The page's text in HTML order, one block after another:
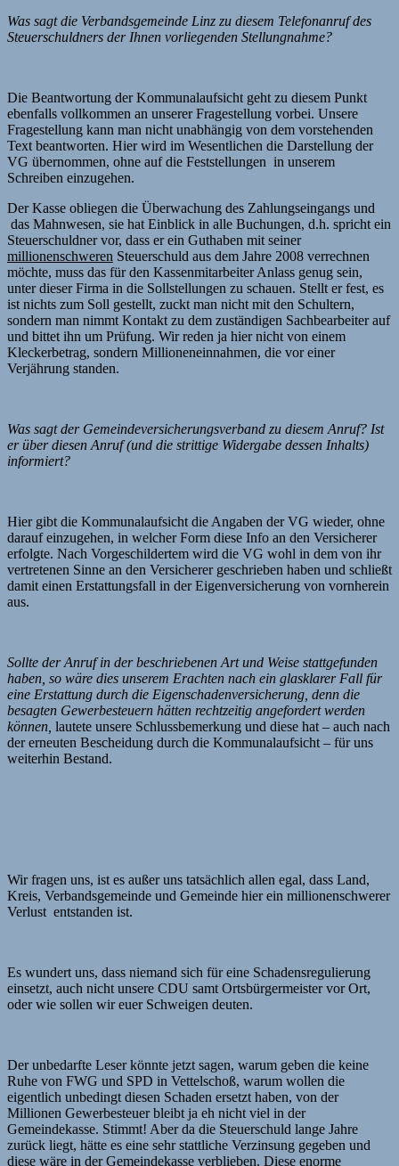
Was sagt die Verbandsgemeinde Linz zu diesem Telefonanruf des
Steuerschuldners der Ihnen vorliegenden Stellungnahme?
Die Beantwortung der Kommunalaufsicht geht zu diesem Punkt
ebenfalls vollkommen an unserer Fragestellung vorbei. Unsere
Fragestellung kann man nicht unabhängig von dem vorstehenden
Text beantworten. Hier wird im Wesentlichen die Darstellung der
VG übernommen, ohne auf die Feststellungen in unserem
Schreiben einzugehen.
Der Kasse obliegen die Überwachung des Zahlungseingangs und
das Mahnwesen, sie hat Einblick in alle Buchungen, d.h. spricht ein
Steuerschuldner vor, dass er ein Guthaben mit seiner
millionenschweren Steuerschuld aus dem Jahre 2008 verrechnen
möchte, muss das für den Kassenmitarbeiter Anlass genug sein,
unter dieser Firma in die Sollstellungen zu schauen. Stellt er fest, es
ist nichts zum Soll gestellt, zuckt man nicht mit den Schultern,
sondern man nimmt Kontakt zu dem zuständigen Sachbearbeiter auf
und bittet ihn um Prüfung. Wir reden ja hier nicht von einem
Kleckerbetrag, sondern Millioneneinnahmen, die vor einer
Verjährung standen.
Was sagt der Gemeindeversicherungsverband zu diesem Anruf? Ist
er über diesen Anruf (und die strittige Widergabe dessen Inhalts)
informiert?
Hier gibt die Kommunalaufsicht die Angaben der VG wieder, ohne
darauf einzugehen, in welcher Form diese Info an den Versicherer
erfolgte. Nach Vorgeschildertem wird die VG wohl in dem von ihr
vertretenen Sinne an den Versicherer geschrieben haben und schließt
damit einen Erstattungsfall in der Eigenversicherung von vornherein
aus.
Sollte der Anruf in der beschriebenen Art und Weise stattgefunden
haben, so wäre dies unserem Erachten nach ein glasklarer Fall für
eine Erstattung durch die Eigenschadenversicherung, denn die
besagten Gewerbesteuern hätten rechtzeitig angefordert werden
können, lautete unsere Schlussbemerkung und diese hat – auch nach
der erneuten Bescheidung durch die Kommunalaufsicht – für uns
weiterhin Bestand.
Wir fragen uns, ist es außer uns tatsächlich allen egal, dass Land,
Kreis, Verbandsgemeinde und Gemeinde hier ein millionenschwerer
Verlust entstanden ist.
Es wundert uns, dass niemand sich für eine Schadensregulierung
einsetzt, auch nicht unsere CDU samt Ortsbürgermeister vor Ort,
oder wie sollen wir euer Schweigen deuten.
Der unbedarfte Leser könnte jetzt sagen, warum geben die keine
Ruhe von FWG und SPD in Vettelschoß, warum wollen die
eigentlich unbedingt diesen Schaden ersetzt haben, von der
Millionen Gewerbesteuer bleibt ja eh nicht viel in der
Gemeindekasse. Stimmt! Aber da die Steuerschuld lange Jahre
zurück liegt, hätte es eine sehr stattliche Verzinsung gegeben und
diese wäre in der Gemeindekasse verblieben. Diese enorme